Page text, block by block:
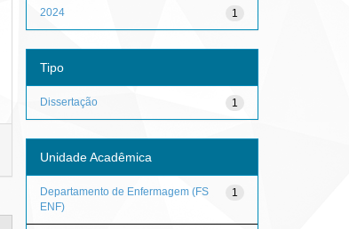
1
2024
Tipo
1
Dissertação
Unidade Acadêmica
1
Departamento de Enfermagem (FS
ENF)